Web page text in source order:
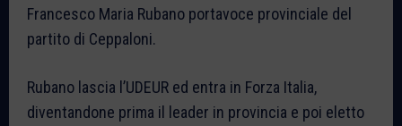
Francesco Maria Rubano portavoce provinciale del
partito di Ceppaloni.
Rubano lascia l’UDEUR ed entra in Forza Italia,
diventandone prima il leader in provincia e poi eletto